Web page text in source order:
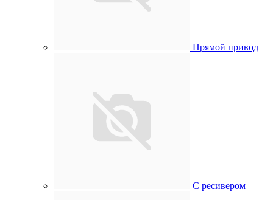
Прямой привод
С ресивером